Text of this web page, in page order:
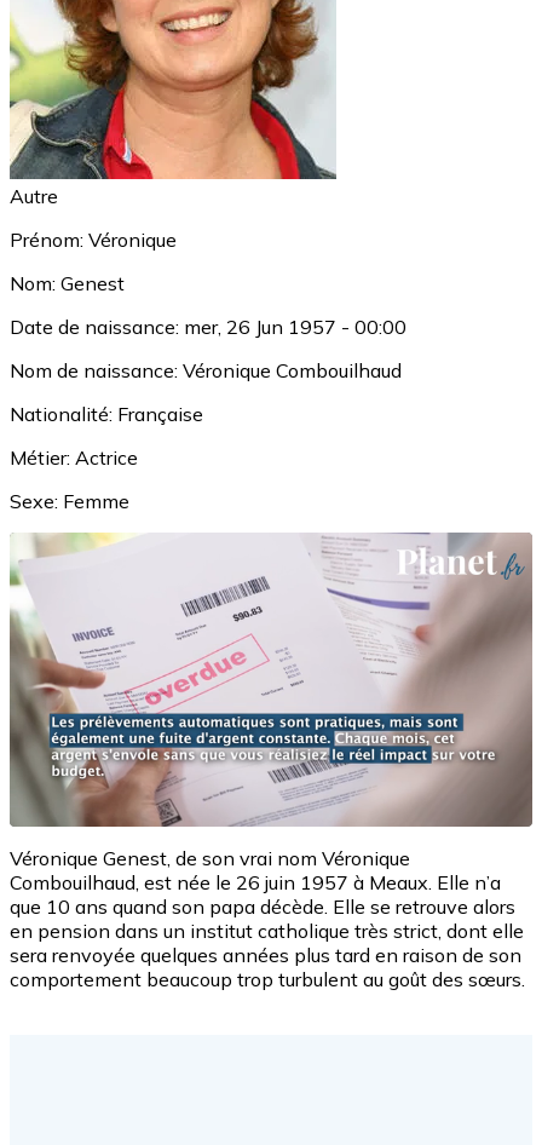
Autre
Prénom: Véronique
Nom: Genest
Date de naissance: mer, 26 Jun 1957 - 00:00
Nom de naissance: Véronique Combouilhaud
Nationalité: Française
Métier: Actrice
Sexe: Femme
Véronique Genest, de son vrai nom Véronique
Combouilhaud, est née le 26 juin 1957 à Meaux. Elle n’a
que 10 ans quand son papa décède. Elle se retrouve alors
en pension dans un institut catholique très strict, dont elle
sera renvoyée quelques années plus tard en raison de son
comportement beaucoup trop turbulent au goût des sœurs.